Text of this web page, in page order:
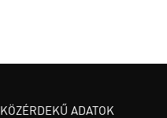
KÖZÉRDEKŰ ADATOK